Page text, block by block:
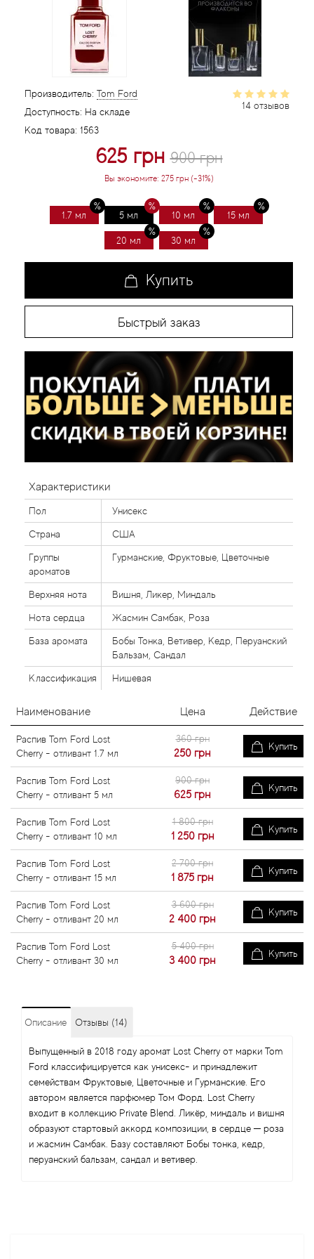
14 отзывов
Производитель: Tom Ford
Доступность: На складе
Код товара: 1563
625 грн900 грн
Вы экономите: 275 грн (-31%)
1.7 мл 5 мл 10 мл 15 мл
20 мл 30 мл
Купить
Быстрый заказ
Характеристики
Пол Унисекс
Страна США
Группы
ароматов
Гурманские, Фруктовые, Цветочные
Верхняя нота Вишня, Ликер, Миндаль
Нота сердца Жасмин Самбак, Роза
База аромата
Бобы Тонка, Ветивер, Кедр, Перуанский
Бальзам, Сандал
Классификация Нишевая
Наименование Цена Действие
Распив Tom Ford Lost
Cherry - отливант 1.7 мл
360 грн
250 грн
Купить
Распив Tom Ford Lost
Cherry - отливант 5 мл
900 грн
625 грн
Купить
Распив Tom Ford Lost
Cherry - отливант 10 мл
1 800 грн
1 250 грн
Купить
Распив Tom Ford Lost
Cherry - отливант 15 мл
2 700 грн
1 875 грн
Купить
Распив Tom Ford Lost
Cherry - отливант 20 мл
3 600 грн
2 400 грн
Купить
Распив Tom Ford Lost
Cherry - отливант 30 мл
5 400 грн
3 400 грн
Купить
Описание Отзывы (14)
Выпущенный в 2018 году аромат Lost Cherry от марки Tom
Ford классифицируется как унисекс- и принадлежит
семействам Фруктовые, Цветочные и Гурманские. Его
автором является парфюмер Том Форд. Lost Cherry
входит в коллекцию Private Blend. Ликёр, миндаль и вишня
образуют стартовый аккорд композиции, в сердце ─ роза
и жасмин Самбак. Базу составляют Бобы тонка, кедр,
перуанский бальзам, сандал и ветивер.